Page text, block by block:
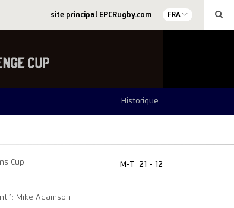
site principal EPCRugby.com FRA
Historique
Cup
1: Mike Adamson
M-T 21 - 12